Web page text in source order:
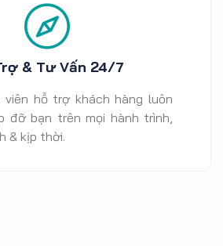
& Tư Vấn 24/7
hỗ trợ khách hàng luôn
đỡ bạn trên mọi hành trình,
& kịp thời.